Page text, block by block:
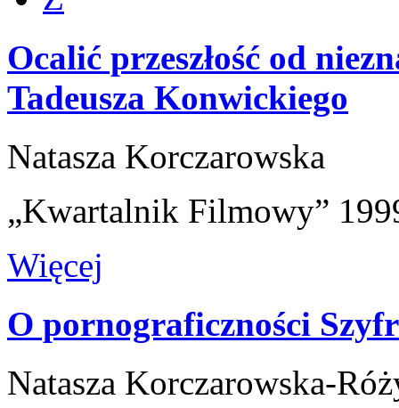
Ocalić przeszłość od
Tadeusza Konwickiego
Natasza Korczarowska
„Kwartalnik Filmowy”
Więcej
O pornograficzności
Natasza Korczarowska-